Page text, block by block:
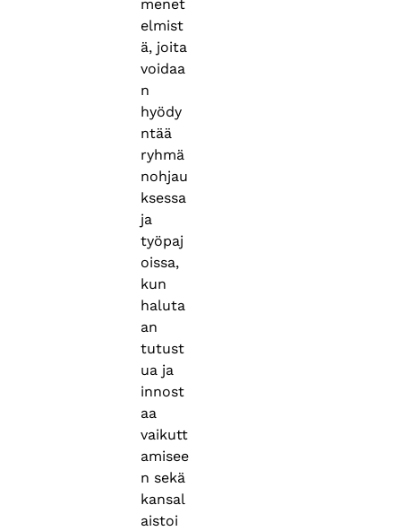
menet
elmist
ä, joita
voidaa
n
hyödy
ntää
ryhmä
nohjau
ksessa
ja
työpaj
oissa,
kun
haluta
an
tutust
ua ja
innost
aa
vaikutt
amisee
n sekä
kansal
aistoi